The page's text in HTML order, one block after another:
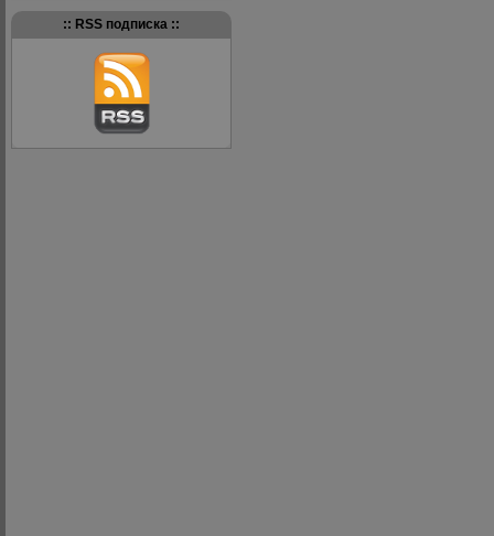
:: RSS подписка ::